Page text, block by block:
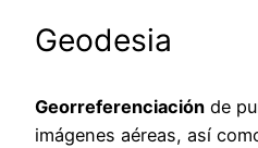
Geodesia
Georreferenciación de
imágenes aéreas, así